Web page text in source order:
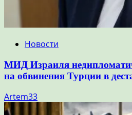
Новости
МИД Израиля
на обвинения Турции в
Artem33